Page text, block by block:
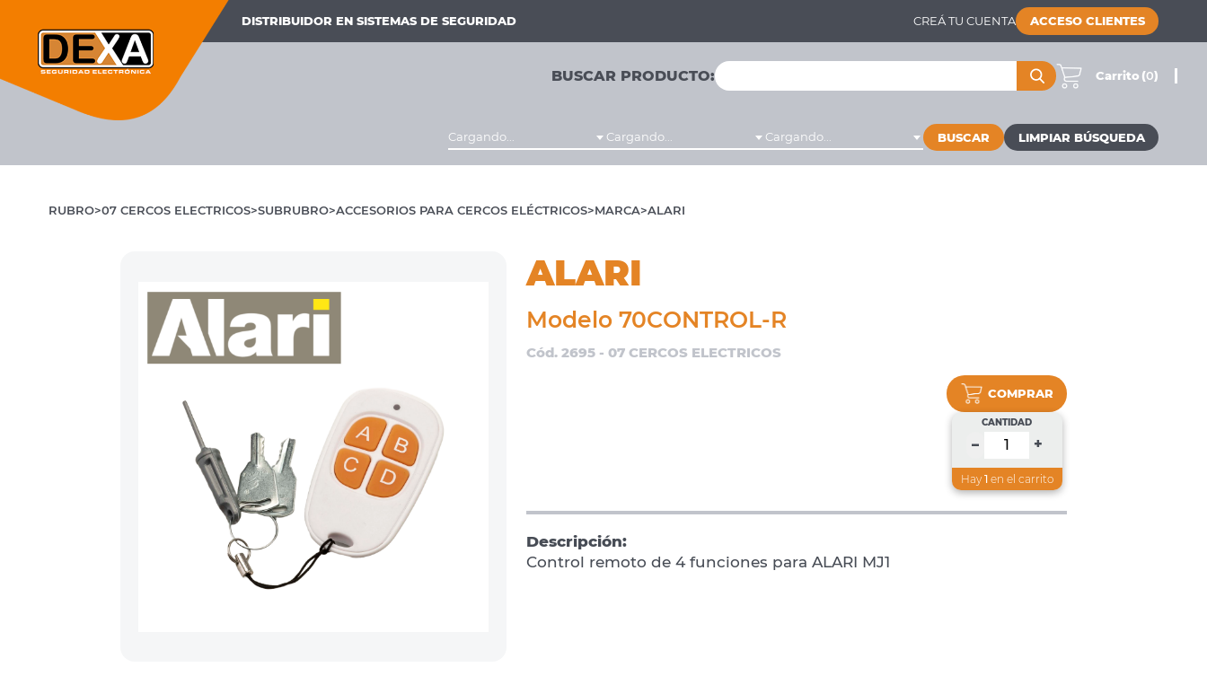
DISTRIBUIDOR EN SISTEMAS DE SEGURIDAD CREÁ TU CUENTA ACCESO CLIENTES
BUSCAR PRODUCTO: Carrito (0)
Cargando... Cargando... Cargando... BUSCAR
RUBRO 07 CERCOS ELECTRICOS SUBRUBRO ACCESORIOS PARA CERCOS ELÉCTRICOS MARCA ALARI
ALARI
Modelo 70CONTROL-R
Cód. 2695 - 07 CERCOS ELECTRICOS
COMPRAR
CANTIDAD
– +
Hay 1en el carrito
Descripción:
Control remoto de 4 funciones para ALARI MJ1